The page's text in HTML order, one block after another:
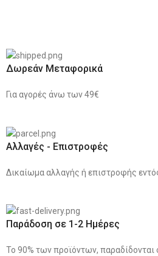
Δωρεάν Μεταφορικά
Για αγορές άνω των 49€
Αλλαγές - Επιστροφές
Δικαίωμα αλλαγής ή επιστροφής
Παράδοση σε 1-2 Ημέρες
Το 90% των προϊόντων, παραδίδονται